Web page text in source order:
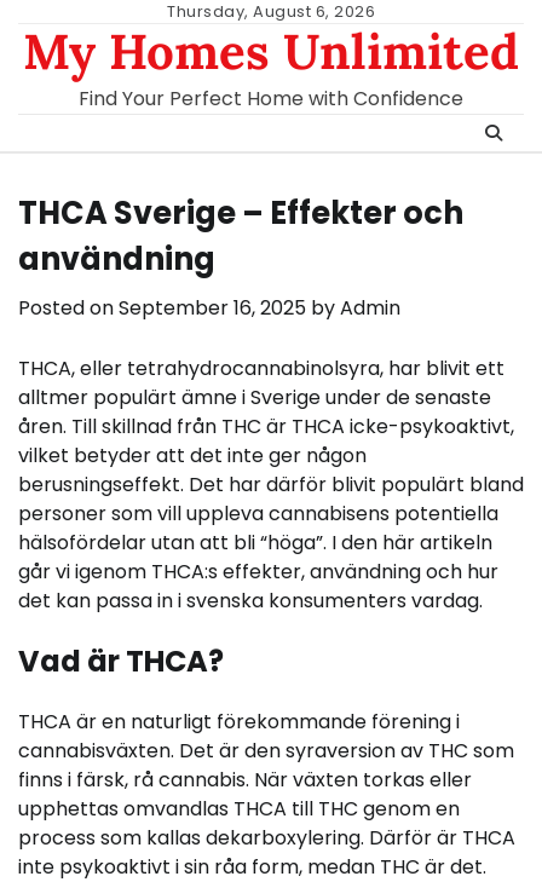
content
Thursday, August 6, 2026
My Homes Unlimited
Find Your Perfect Home with Confidence
THCA Sverige – Effekter och
användning
Posted onSeptember 16, 2025 byAdmin
THCA, eller tetrahydrocannabinolsyra, har blivit ett
alltmer populärt ämne i Sverige under de senaste
åren. Till skillnad från THC är THCA icke-psykoaktivt,
vilket betyder att det inte ger någon
berusningseffekt. Det har därför blivit populärt bland
personer som vill uppleva cannabisens potentiella
hälsofördelar utan att bli “höga”. I den här artikeln
går vi igenom THCA:s effekter, användning och hur
det kan passa in i svenska konsumenters vardag.
Vad är THCA?
THCA är en naturligt förekommande förening i
cannabisväxten. Det är den syraversion av THC som
finns i färsk, rå cannabis. När växten torkas eller
upphettas omvandlas THCA till THC genom en
process som kallas dekarboxylering. Därför är THCA
inte psykoaktivt i sin råa form, medan THC är det.